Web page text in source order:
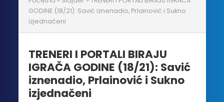
GODINE (18/21): Savić iznenadio, Prlainović i Sukno
izjednačeni
TRENERI I PORTALI BIRAJU
IGRAČA GODINE (18/21): Savić
iznenadio, Prlainović i Sukno
izjednačeni